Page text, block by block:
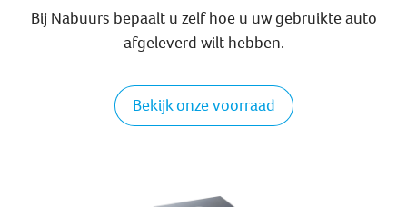
Bij Nabuurs bepaalt u zelf hoe u uw gebruikte auto
afgeleverd wilt hebben.
Bekijk onze voorraad